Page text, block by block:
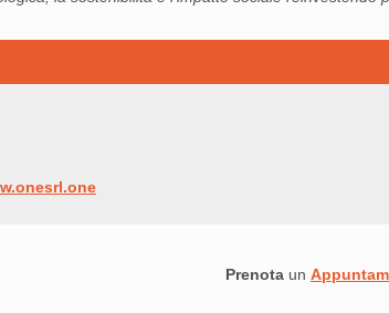
Prenota un